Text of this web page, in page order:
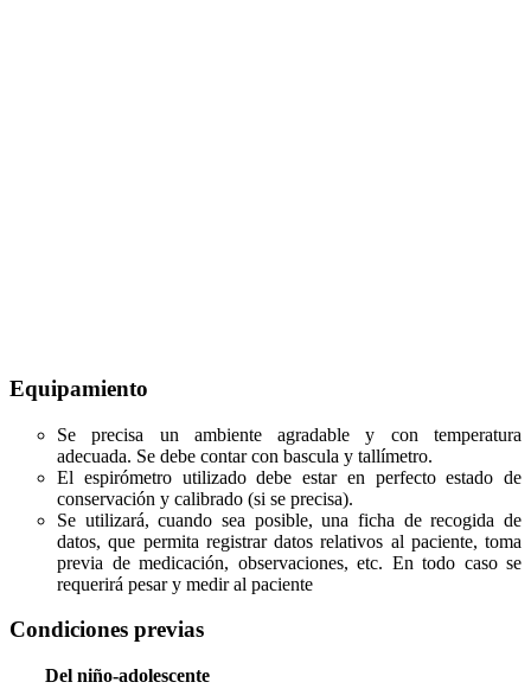
Equipamiento
Se precisa un ambiente agradable y con temperatura
adecuada. Se debe contar con bascula y tallímetro.
El espirómetro utilizado debe estar en perfecto estado de
conservación y calibrado (si se precisa).
Se utilizará, cuando sea posible, una ficha de recogida de
datos, que permita registrar datos relativos al paciente, toma
previa de medicación, observaciones, etc. En todo caso se
requerirá pesar y medir al paciente
Condiciones previas
Del niño-adolescente